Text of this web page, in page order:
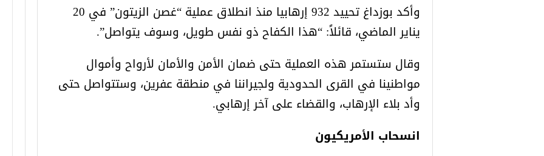
وأكد بوزداغ تحييد 932 إرهابيا منذ انطلاق عملية “غصن الزيتون” في 20
يناير الماضي، قائلاً: “هذا الكفاح ذو نفس طويل، وسوف يتواصل”.
وقال ستستمر هذه العملية حتى ضمان الأمن والأمان لأرواح وأموال
مواطنينا في القرى الحدودية ولجيراننا في منطقة عفرين، وستتواصل حتى
وأد بلاء الإرهاب، والقضاء على آخر إرهابي.
انسحاب الأمريكيون